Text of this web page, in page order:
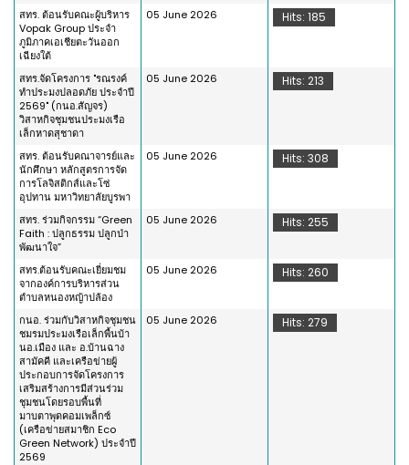
สทร. ต้อนรับคณะผู้บริหาร
Vopak Group ประจำ
ภูมิภาคเอเชียตะวันออก
เฉียงใต้
05 June 2026 Hits: 185
สทร.จัดโครงการ "รณรงค์
ทำประมงปลอดภัย ประจำปี
2569" (กนอ.สัญจร)
วิสาหกิจชุมชนประมงเรือ
เล็กหาดสุชาดา
05 June 2026 Hits: 213
สทร. ต้อนรับคณาจารย์และ
นักศึกษา หลักสูตรการจัด
การโลจิสติกส์และโซ่
อุปทาน มหาวิทยาลัยบูรพา
05 June 2026 Hits: 308
สทร. ร่วมกิจกรรม “Green
Faith : ปลูกธรรม ปลูกป่า
พัฒนาใจ”
05 June 2026 Hits: 255
สทร.ต้อนรับคณะเยี่ยมชม
จากองค์การบริหารส่วน
ตำบลหนองหญ้าปล้อง
05 June 2026 Hits: 260
กนอ. ร่วมกับวิสาหกิจชุมชน
ชมรมประมงเรือเล็กพื้นบ้า
นอ.เมือง และ อ.บ้านฉาง
สามัคคี และเครือข่ายผู้
ประกอบการจัดโครงการ
เสริมสร้างการมีส่วนร่วม
ชุมชนโดยรอบพื้นที่
มาบตาพุดคอมเพล็กซ์
(เครือข่ายสมาชิก Eco
Green Network) ประจำปี
2569
05 June 2026 Hits: 279